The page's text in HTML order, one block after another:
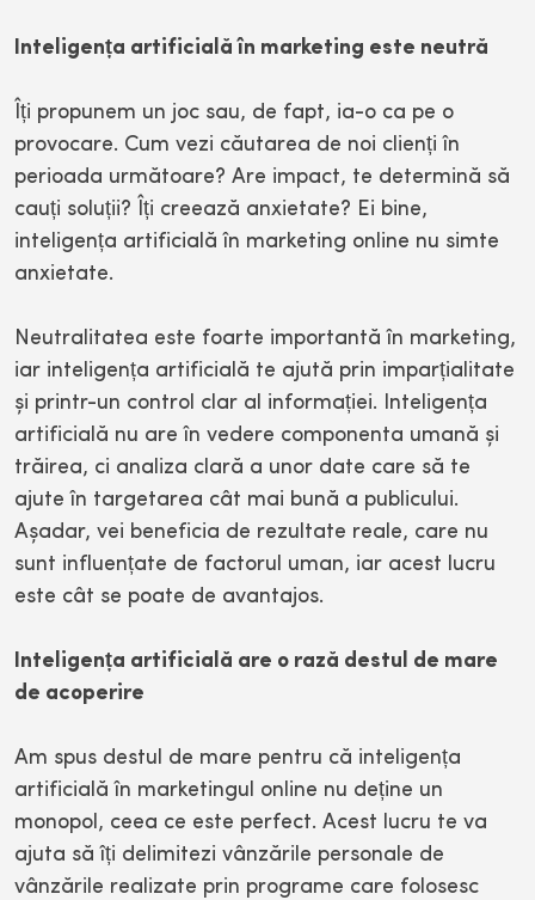
Inteligența artificială în marketing este neutră
Îți propunem un joc sau, de fapt, ia-o ca pe o
provocare. Cum vezi căutarea de noi clienți în
perioada următoare? Are impact, te determină să
cauți soluții? Îți creează anxietate? Ei bine,
inteligența artificială în marketing online nu simte
anxietate.
Neutralitatea este foarte importantă în marketing,
iar inteligența artificială te ajută prin imparțialitate
și printr-un control clar al informației. Inteligența
artificială nu are în vedere componenta umană și
trăirea, ci analiza clară a unor date care să te
ajute în targetarea cât mai bună a publicului.
Așadar, vei beneficia de rezultate reale, care nu
sunt influențate de factorul uman, iar acest lucru
este cât se poate de avantajos.
Inteligența artificială are o rază destul de mare
de acoperire
Am spus destul de mare pentru că inteligența
artificială în marketingul online nu deține un
monopol, ceea ce este perfect. Acest lucru te va
ajuta să îți delimitezi vânzările personale de
vânzările realizate prin programe care folosesc